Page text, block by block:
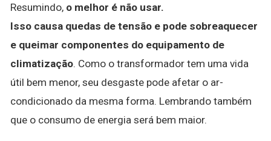
Resumindo, o melhor é não usar.
Isso causa quedas de tensão e pode sobreaquecer
e queimar componentes do equipamento de
climatização. Como o transformador tem uma vida
útil bem menor, seu desgaste pode afetar o ar-
condicionado da mesma forma. Lembrando também
que o consumo de energia será bem maior.